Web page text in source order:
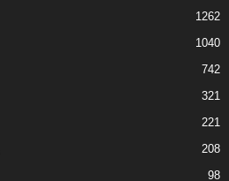
1262
1040
742
321
221
208
98